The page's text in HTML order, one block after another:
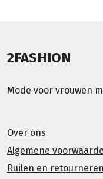
2FASHION
Mode voor vrouwen
Over ons
Algemene
Ruilen en retourneren